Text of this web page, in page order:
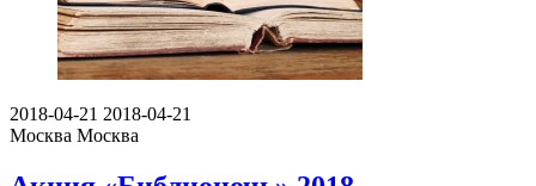
2018-04-21 2018-04-21
Москва Москва